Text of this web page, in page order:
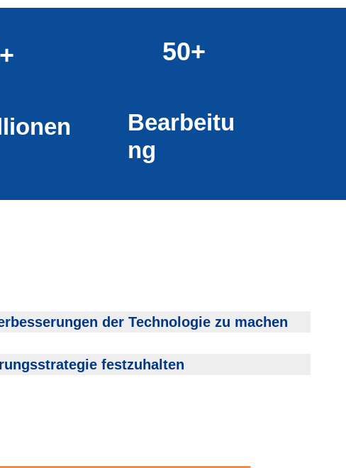
50+
Bearbeitu
ng
der Technologie zu machen
festzuhalten